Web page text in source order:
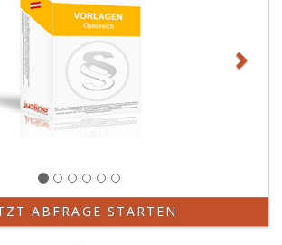
ABFRAGE STARTEN